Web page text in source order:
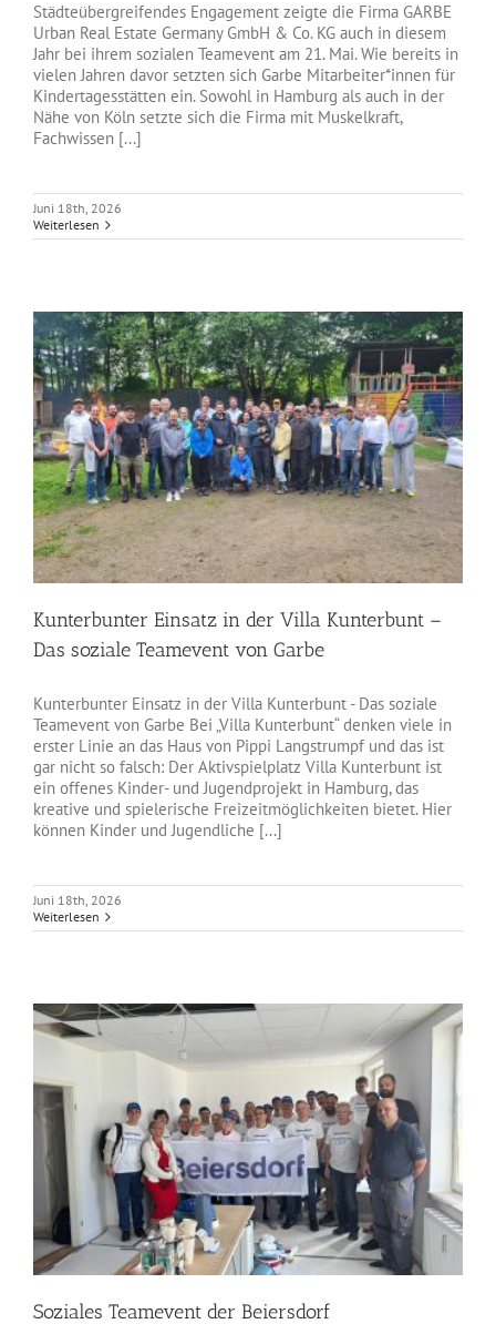
Städteübergreifendes Engagement zeigte die Firma GARBE
Urban Real Estate Germany GmbH & Co. KG auch in diesem
Jahr bei ihrem sozialen Teamevent am 21. Mai. Wie bereits in
vielen Jahren davor setzten sich Garbe Mitarbeiter*innen für
Kindertagesstätten ein. Sowohl in Hamburg als auch in der
Nähe von Köln setzte sich die Firma mit Muskelkraft,
Fachwissen [...]
Juni 18th, 2026
Weiterlesen
Kunterbunter Einsatz in der Villa Kunterbunt –
Das soziale Teamevent von Garbe
Kunterbunter Einsatz in der Villa Kunterbunt - Das soziale
Teamevent von Garbe Bei „Villa Kunterbunt“ denken viele in
erster Linie an das Haus von Pippi Langstrumpf und das ist
gar nicht so falsch: Der Aktivspielplatz Villa Kunterbunt ist
ein offenes Kinder- und Jugendprojekt in Hamburg, das
kreative und spielerische Freizeitmöglichkeiten bietet. Hier
können Kinder und Jugendliche [...]
Juni 18th, 2026
Weiterlesen
Soziales Teamevent der Beiersdorf